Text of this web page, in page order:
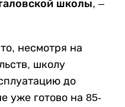
школы, –
несмотря на
школу
до
уже готово на 85-